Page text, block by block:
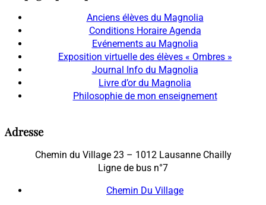
Anciens élèves du Magnolia
Conditions Horaire Agenda
Evénements au Magnolia
Exposition virtuelle des élèves « Ombres »
Journal Info du Magnolia
Livre d’or du Magnolia
Philosophie de mon enseignement
Adresse
Chemin du Village 23 – 1012 Lausanne Chailly
Ligne de bus n°7
Chemin Du Village